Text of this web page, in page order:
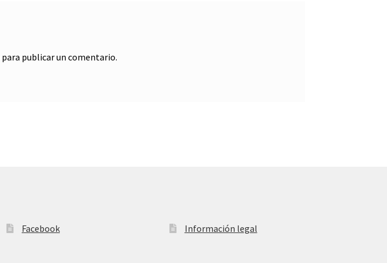
para publicar un comentario.
Facebook Información legal